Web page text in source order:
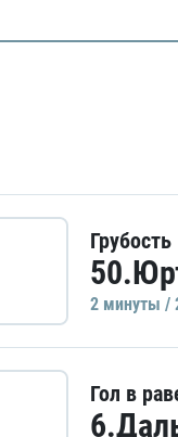
Грубость
2 минуты /
Гол в